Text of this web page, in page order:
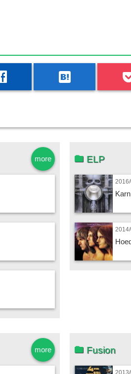
hatenabookmark
more ELP
more Fusion